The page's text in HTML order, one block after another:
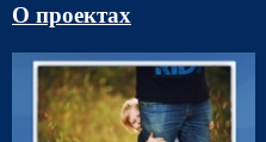
О проектах